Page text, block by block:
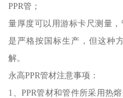
PPR管；
量厚度可以用游标卡尺测量
是严格按国标生产，但这种
解。
永高PPR管材注意事项：
1、PPR管材和管件所采用热